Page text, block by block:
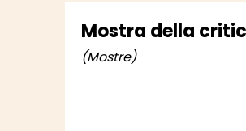
Mostra della
(Mostre)